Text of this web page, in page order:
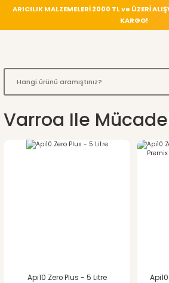
ARICILIK MALZEMELERİ 2000 TL ve ÜZERİ
KARGO!
Varroa Ile
Api10 Zero Plus - 5 Litre